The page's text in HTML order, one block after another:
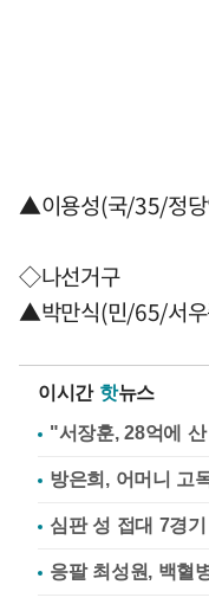
▲이용성(국/35/정
◇나선거구
▲박만식(민/65/서우
이시간 핫뉴스
"서장훈, 28억에
방은희, 어머니 고
심판 성 접대 7경
응팔 최성원, 백혈